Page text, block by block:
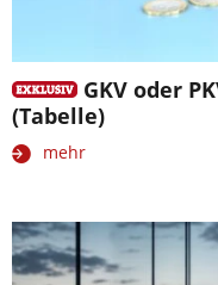
GKV oder
(Tabelle)
mehr